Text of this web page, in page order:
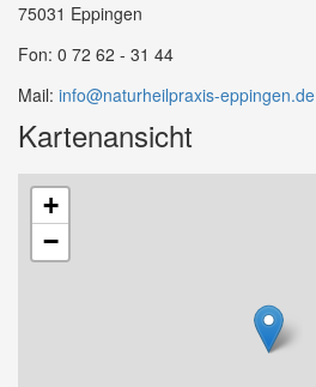
75031 Eppingen
Fon: 0 72 62 - 31 44
Mail: info@naturheilpraxis-eppingen.de
Kartenansicht
+
−